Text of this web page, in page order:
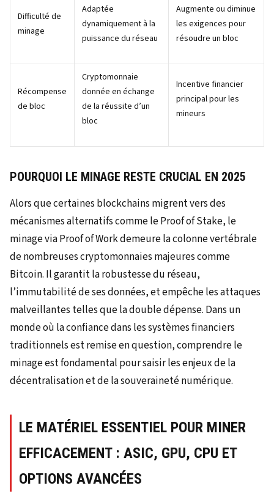
Difficulté de
minage
Adaptée
dynamiquement à la
puissance du réseau
Augmente ou diminue
les exigences pour
résoudre un bloc
Récompense
de bloc
Cryptomonnaie
donnée en échange
de la réussite d’un
bloc
Incentive financier
principal pour les
mineurs
POURQUOI LE MINAGE RESTE CRUCIAL EN 2025
Alors que certaines blockchains migrent vers des
mécanismes alternatifs comme le Proof of Stake, le
minage via Proof of Work demeure la colonne vertébrale
de nombreuses cryptomonnaies majeures comme
Bitcoin. Il garantit la robustesse du réseau,
l’immutabilité de ses données, et empêche les attaques
malveillantes telles que la double dépense. Dans un
monde où la confiance dans les systèmes financiers
traditionnels est remise en question, comprendre le
minage est fondamental pour saisir les enjeux de la
décentralisation et de la souveraineté numérique.
LE MATÉRIEL ESSENTIEL POUR MINER
EFFICACEMENT : ASIC, GPU, CPU ET
OPTIONS AVANCÉES